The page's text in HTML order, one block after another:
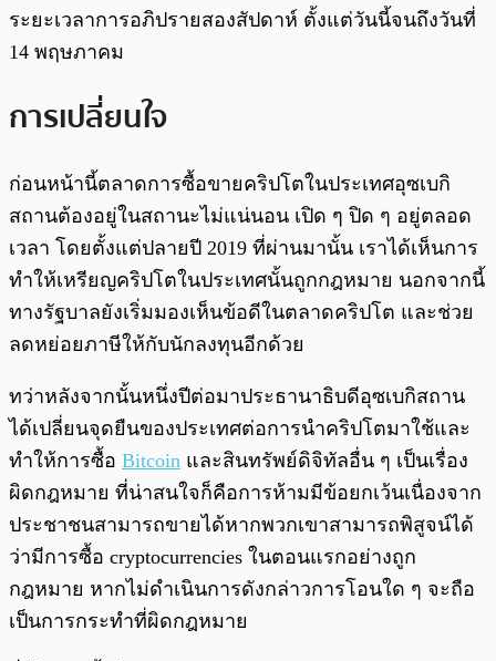
ระยะเวลาการอภิปรายสองสัปดาห์ ตั้งแต่วันนี้จนถึงวันที่
14 พฤษภาคม
การเปลี่ยนใจ
ก่อนหน้านี้ตลาดการซื้อขายคริปโตในประเทศอุซเบกิ
สถานต้องอยู่ในสถานะไม่แน่นอน เปิด ๆ ปิด ๆ อยู่ตลอด
เวลา โดยตั้งแต่ปลายปี 2019 ที่ผ่านมานั้น เราได้เห็นการ
ทำให้เหรียญคริปโตในประเทศนั้นถูกกฎหมาย นอกจากนี้
ทางรัฐบาลยังเริ่มมองเห็นข้อดีในตลาดคริปโต และช่วย
ลดหย่อยภาษีให้กับนักลงทุนอีกด้วย
ทว่าหลังจากนั้นหนึ่งปีต่อมาประธานาธิบดีอุซเบกิสถาน
ได้เปลี่ยนจุดยืนของประเทศต่อการนำคริปโตมาใช้และ
ทำให้การซื้อ Bitcoin และสินทรัพย์ดิจิทัลอื่น ๆ เป็นเรื่อง
ผิดกฎหมาย ที่น่าสนใจก็คือการห้ามมีข้อยกเว้นเนื่องจาก
ประชาชนสามารถขายได้หากพวกเขาสามารถพิสูจน์ได้
ว่ามีการซื้อ cryptocurrencies ในตอนแรกอย่างถูก
กฎหมาย หากไม่ดำเนินการดังกล่าวการโอนใด ๆ จะถือ
เป็นการกระทำที่ผิดกฎหมาย